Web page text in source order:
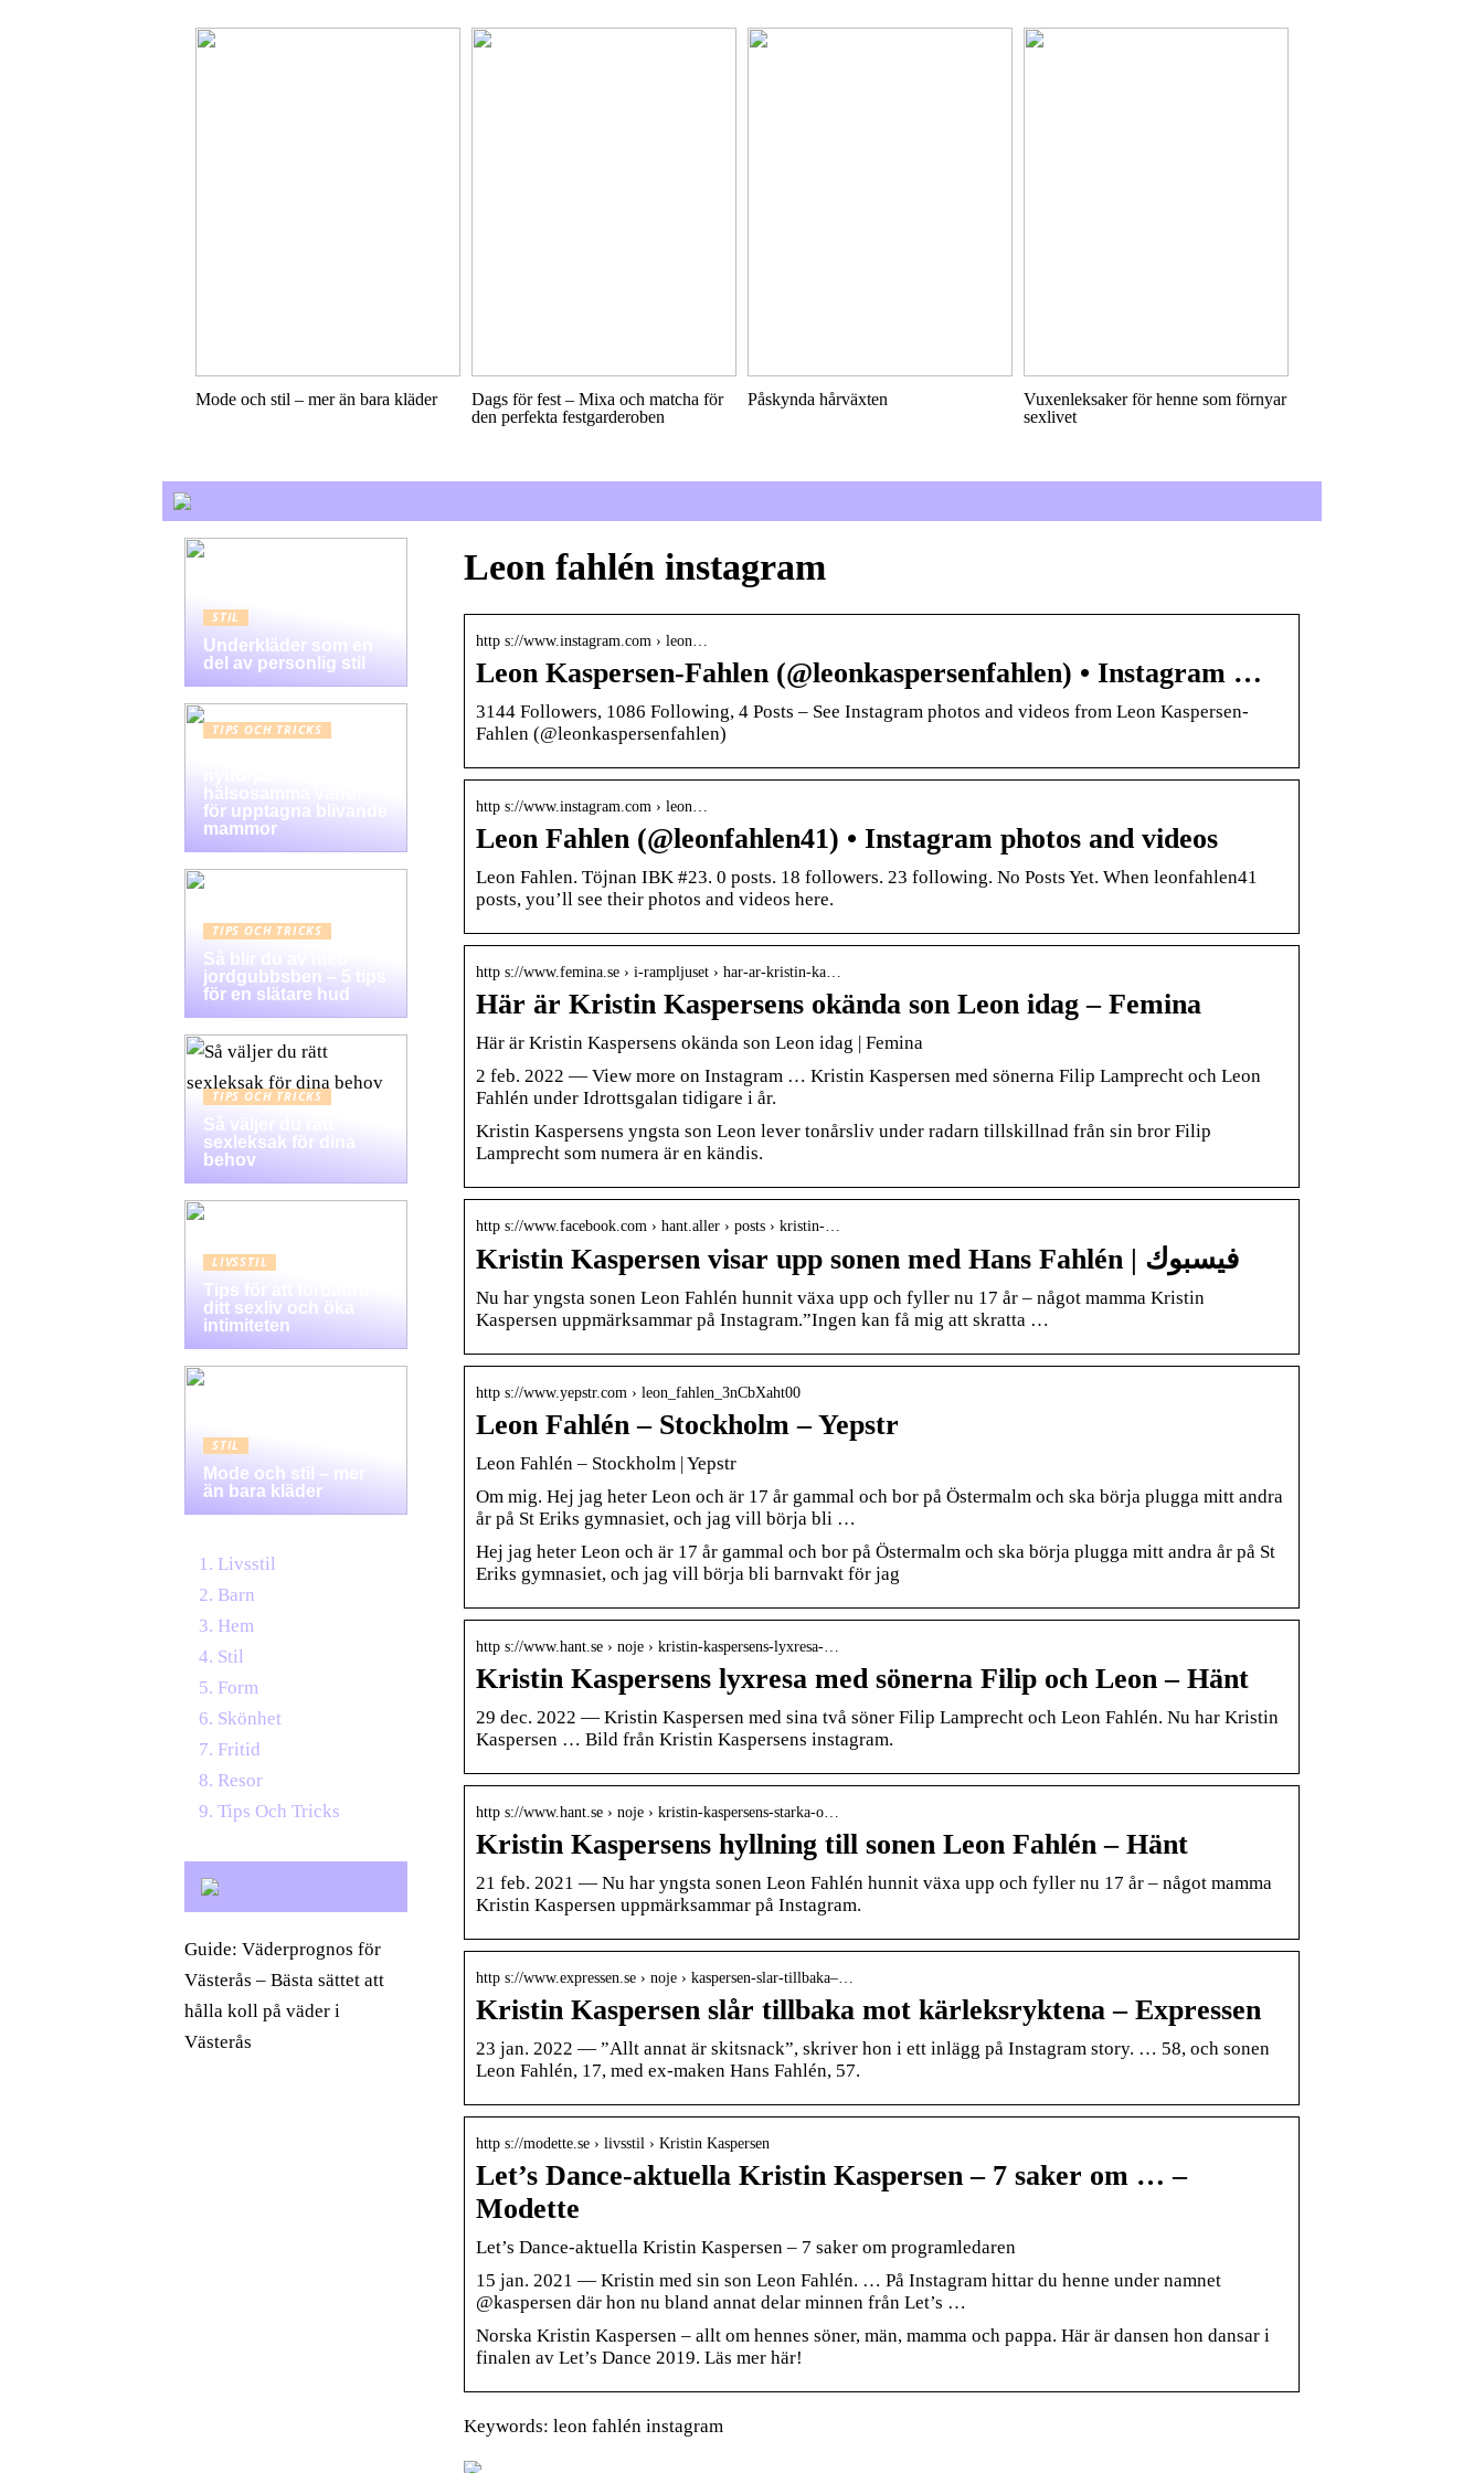
Mode och stil – mer än bara kläder
Dags för fest – Mixa och matcha för
den perfekta festgarderoben
Påskynda hårväxten
Vuxenleksaker för henne som förnyar
sexlivet
Leon fahlén instagram
http s://www.instagram.com › leon…
Leon Kaspersen-Fahlen (@leonkaspersenfahlen) • Instagram …
3144 Followers, 1086 Following, 4 Posts – See Instagram photos and videos from Leon Kaspersen-
Fahlen (@leonkaspersenfahlen)
http s://www.instagram.com › leon…
Leon Fahlen (@leonfahlen41) • Instagram photos and videos
Leon Fahlen. Töjnan IBK #23. 0 posts. 18 followers. 23 following. No Posts Yet. When leonfahlen41
posts, you’ll see their photos and videos here.
http s://www.femina.se › i-rampljuset › har-ar-kristin-ka…
Här är Kristin Kaspersens okända son Leon idag – Femina
Här är Kristin Kaspersens okända son Leon idag | Femina
2 feb. 2022 — View more on Instagram … Kristin Kaspersen med sönerna Filip Lamprecht och Leon
Fahlén under Idrottsgalan tidigare i år.
Kristin Kaspersens yngsta son Leon lever tonårsliv under radarn tillskillnad från sin bror Filip
Lamprecht som numera är en kändis.
http s://www.facebook.com › hant.aller › posts › kristin-…
Kristin Kaspersen visar upp sonen med Hans Fahlén | فيسبوك
Nu har yngsta sonen Leon Fahlén hunnit växa upp och fyller nu 17 år – något mamma Kristin
Kaspersen uppmärksammar på Instagram.”Ingen kan få mig att skratta …
http s://www.yepstr.com › leon_fahlen_3nCbXaht00
Leon Fahlén – Stockholm – Yepstr
Leon Fahlén – Stockholm | Yepstr
Om mig. Hej jag heter Leon och är 17 år gammal och bor på Östermalm och ska börja plugga mitt andra
år på St Eriks gymnasiet, och jag vill börja bli …
Hej jag heter Leon och är 17 år gammal och bor på Östermalm och ska börja plugga mitt andra år på St
Eriks gymnasiet, och jag vill börja bli barnvakt för jag
http s://www.hant.se › noje › kristin-kaspersens-lyxresa-…
Kristin Kaspersens lyxresa med sönerna Filip och Leon – Hänt
29 dec. 2022 — Kristin Kaspersen med sina två söner Filip Lamprecht och Leon Fahlén. Nu har Kristin
Kaspersen … Bild från Kristin Kaspersens instagram.
http s://www.hant.se › noje › kristin-kaspersens-starka-o…
Kristin Kaspersens hyllning till sonen Leon Fahlén – Hänt
21 feb. 2021 — Nu har yngsta sonen Leon Fahlén hunnit växa upp och fyller nu 17 år – något mamma
Kristin Kaspersen uppmärksammar på Instagram.
http s://www.expressen.se › noje › kaspersen-slar-tillbaka–…
Kristin Kaspersen slår tillbaka mot kärleksryktena – Expressen
23 jan. 2022 — ”Allt annat är skitsnack”, skriver hon i ett inlägg på Instagram story. … 58, och sonen
Leon Fahlén, 17, med ex-maken Hans Fahlén, 57.
http s://modette.se › livsstil › Kristin Kaspersen
Let’s Dance-aktuella Kristin Kaspersen – 7 saker om … –
Modette
Let’s Dance-aktuella Kristin Kaspersen – 7 saker om programledaren
15 jan. 2021 — Kristin med sin son Leon Fahlén. … På Instagram hittar du henne under namnet
@kaspersen där hon nu bland annat delar minnen från Let’s …
Norska Kristin Kaspersen – allt om hennes söner, män, mamma och pappa. Här är dansen hon dansar i
finalen av Let’s Dance 2019. Läs mer här!
Keywords: leon fahlén instagram
STIL
Underkläder som en
del av personlig stil
TIPS OCH TRICKS
hälsosamma vanor
för upptagna blivande
mammor
TIPS OCH TRICKS
Så blir du av med
jordgubbsben – 5 tips
för en slätare hud
TIPS OCH TRICKS
Så väljer du rätt
sexleksak för dina
behov
LIVSSTIL
Tips för att förbättra
ditt sexliv och öka
intimiteten
STIL
Mode och stil – mer
än bara kläder
Livsstil
Barn
Hem
Stil
Form
Skönhet
Fritid
Resor
Tips Och Tricks
Guide: Väderprognos för
Västerås – Bästa sättet att
hålla koll på väder i
Västerås